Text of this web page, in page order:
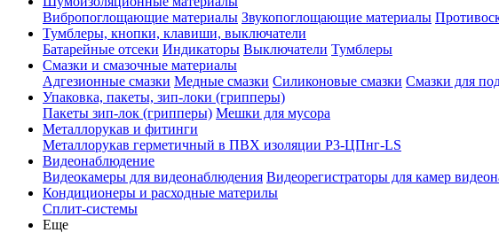
Вибропоглощающие материалы Звукопоглощающие материалы
Тумблеры, кнопки, клавиши, выключатели
Батарейные отсеки Индикаторы Выключатели Тумблеры
Смазки и смазочные материалы
Адгезионные смазки Медные смазки Силиконовые смазки Смазки для
Упаковка, пакеты, зип-локи (грипперы)
Пакеты зип-лок (грипперы) Мешки для мусора
Металлорукав и фитинги
Металлорукав герметичный в ПВХ изоляции Р3-ЦПнг-LS
Видеонаблюдение
Видеокамеры для видеонаблюдения Видеорегистраторы для камер
Кондиционеры и расходные материлы
Сплит-системы
Еще